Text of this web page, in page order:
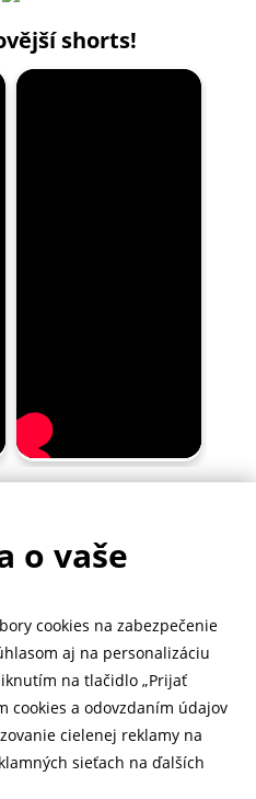
shorts!
.
doručenie 1-2 dní
zobraziť recenzie
o vaše
cookies na zabezpečenie
aj na personalizáciu
na tlačidlo „Prijať
cookies a odovzdaním údajov
cielenej reklamy na
sieťach na ďalších